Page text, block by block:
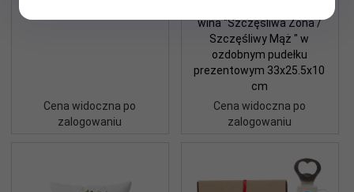
Cena widoczna po
zalogowaniu
wina "Szczęśliwa Żona /
Szczęśliwy Mąż " w
ozdobnym pudełku
prezentowym 33x25.5x10
cm
Cena widoczna po
zalogowaniu